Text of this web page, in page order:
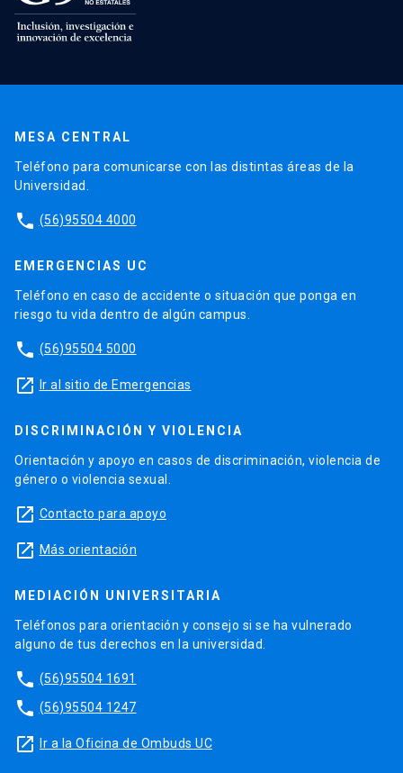
MESA CENTRAL
Teléfono para comunicarse con las distintas áreas de la
Universidad.
phone (56)95504 4000
EMERGENCIAS UC
Teléfono en caso de accidente o situación que ponga en
riesgo tu vida dentro de algún campus.
phone (56)95504 5000
launch Ir al sitio de Emergencias
DISCRIMINACIÓN Y VIOLENCIA
Orientación y apoyo en casos de discriminación, violencia de
género o violencia sexual.
launch Contacto para apoyo
launch Más orientación
MEDIACIÓN UNIVERSITARIA
Teléfonos para orientación y consejo si se ha vulnerado
alguno de tus derechos en la universidad.
phone (56)95504 1691
phone (56)95504 1247
launch Ir a la Oficina de Ombuds UC